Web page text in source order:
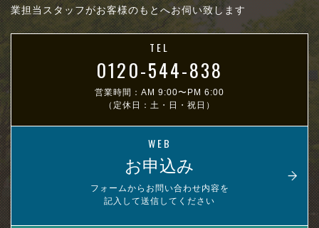
業担当スタッフがお客様のもとへお伺い致します
TEL
0120-544-838
営業時間：AM 9:00〜PM 6:00
（定休日：土・日・祝日）
WEB
お申込み
フォームからお問い合わせ内容を
記入して送信してください